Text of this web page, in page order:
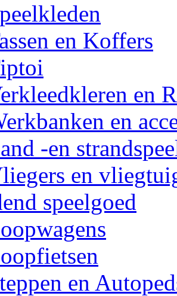
en Koffers
en
en
-en
en
speelgoed
en